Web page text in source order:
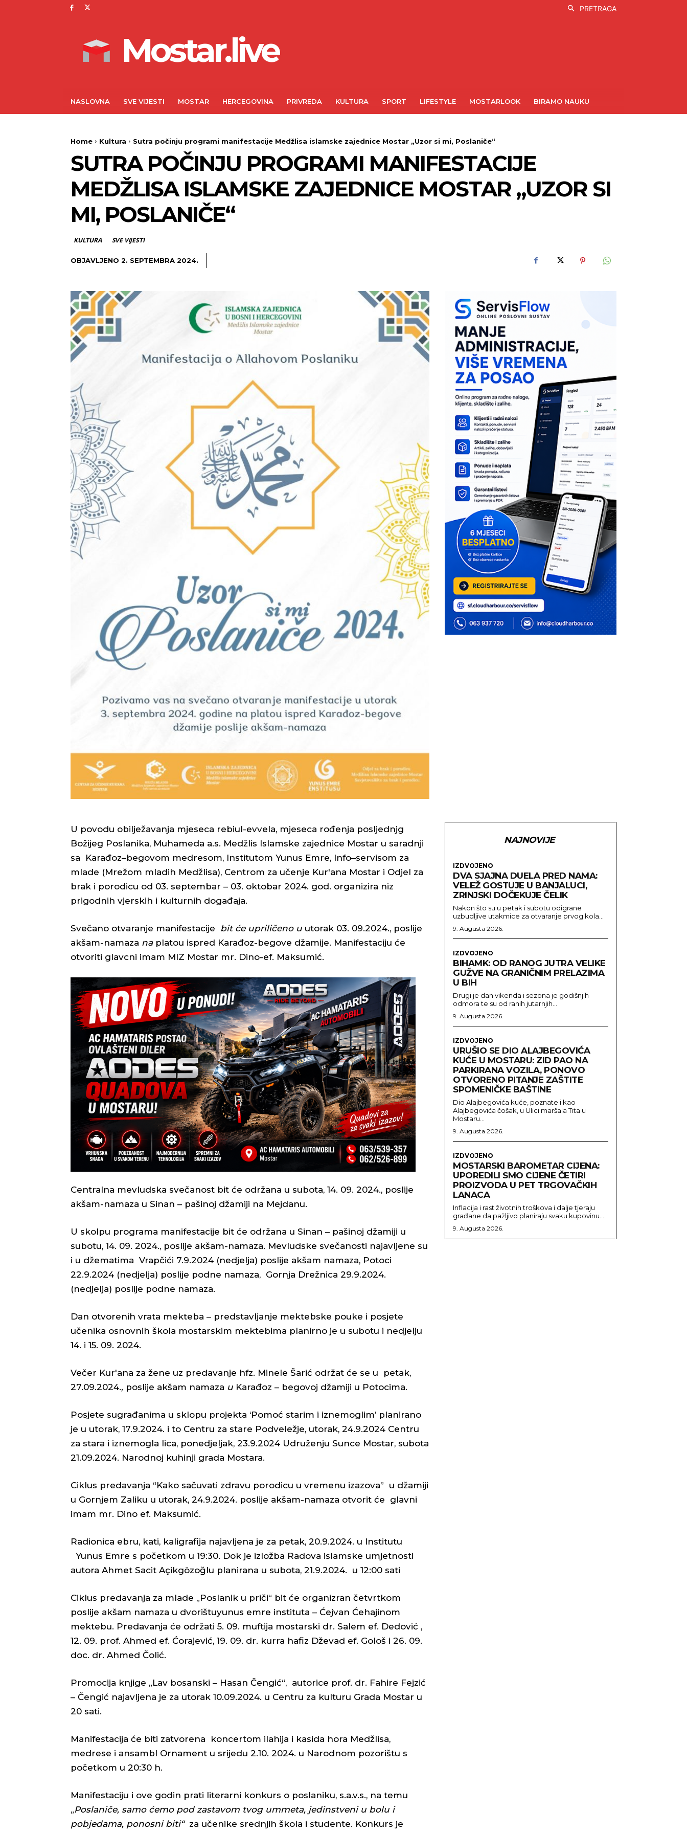
PRETRAGA
Mostar.live
NASLOVNA SVE VIJESTI MOSTAR HERCEGOVINA PRIVREDA KULTURA SPORT LIFESTYLE MOSTARLOOK BIRAMO NAUKU
Home Kultura Sutra počinju programi manifestacije Medžlisa islamske zajednice Mostar „Uzor si mi, Poslaniče“
SUTRA POČINJU PROGRAMI MANIFESTACIJE
MEDŽLISA ISLAMSKE ZAJEDNICE MOSTAR „UZOR SI
MI, POSLANIČE“
KULTURA SVE VIJESTI
OBJAVLJENO 2. SEPTEMBRA 2024.
U povodu obilježavanja mjeseca rebiul-evvela, mjeseca rođenja posljednjg
Božijeg Poslanika, Muhameda a.s. Medžlis Islamske zajednice Mostar u saradnji
sa Karađoz–begovom medresom, Institutom Yunus Emre, Info–servisom za
mlade (Mrežom mladih Medžlisa), Centrom za učenje Kur'ana Mostar i Odjel za
brak i porodicu od 03. septembar – 03. oktobar 2024. god. organizira niz
prigodnih vjerskih i kulturnih događaja.
Svečano otvaranje manifestacije bit će upriličeno u utorak 03. 09.2024., poslije
akšam-namaza na platou ispred Karađoz-begove džamije. Manifestaciju će
otvoriti glavcni imam MIZ Mostar mr. Dino-ef. Maksumić.
Centralna mevludska svečanost bit će održana u subota, 14. 09. 2024., poslije
akšam-namaza u Sinan – pašinoj džamiji na Mejdanu.
U skolpu programa manifestacije bit će održana u Sinan – pašinoj džamiji u
subotu, 14. 09. 2024., poslije akšam-namaza. Mevludske svečanosti najavljene su
i u džematima Vrapčići 7.9.2024 (nedjelja) poslije akšam namaza, Potoci
22.9.2024 (nedjelja) poslije podne namaza, Gornja Drežnica 29.9.2024.
(nedjelja) poslije podne namaza.
Dan otvorenih vrata mekteba – predstavljanje mektebske pouke i posjete
učenika osnovnih škola mostarskim mektebima planirno je u subotu i nedjelju
14. i 15. 09. 2024.
Večer Kur'ana za žene uz predavanje hfz. Minele Šarić održat će se u
petak,
27.09.2024., poslije akšam namaza u Karađoz – begovoj džamiji u Potocima.
Posjete sugrađanima u sklopu projekta ‘Pomoć starim i iznemoglim’ planirano
je u utorak, 17.9.2024. i to Centru za stare Podveležje, utorak, 24.9.2024 Centru
za stara i iznemogla lica, ponedjeljak, 23.9.2024 Udruženju Sunce Mostar, subota
21.09.2024. Narodnoj kuhinji grada Mostara.
Ciklus predavanja “Kako sačuvati zdravu porodicu u vremenu izazova” u džamiji
u Gornjem Zaliku u utorak, 24.9.2024. poslije akšam-namaza otvorit će glavni
imam mr. Dino ef. Maksumić.
Radionica ebru, kati, kaligrafija najavljena je za petak, 20.9.2024. u Institutu
Yunus Emre s početkom u 19:30. Dok je izložba Radova islamske umjetnosti
autora Ahmet Sacit Açikgözoğlu planirana u subota, 21.9.2024. u 12:00 sati
Ciklus predavanja za mlade „Poslanik u priči“ bit će organizran četvrtkom
poslije akšam namaza u dvorištuyunus emre instituta – Ćejvan Ćehajinom
mektebu. Predavanja će održati 5. 09. muftija mostarski dr. Salem ef. Dedović ,
12. 09. prof. Ahmed ef. Ćorajević, 19. 09. dr. kurra hafiz Dževad ef. Gološ i 26. 09.
doc. dr. Ahmed Čolić.
Promocija knjige „Lav bosanski – Hasan Čengić“, autorice prof. dr. Fahire Fejzić
– Čengić najavljena je za utorak 10.09.2024. u Centru za kulturu Grada Mostar u
20 sati.
Manifestacija će biti zatvorena koncertom ilahija i kasida hora Medžlisa,
medrese i ansambl Ornament u srijedu 2.10. 2024. u Narodnom pozorištu s
početkom u 20:30 h.
Manifestaciju i ove godin prati literarni konkurs o poslaniku, s.a.v.s., na temu
„Poslaniče, samo ćemo pod zastavom tvog ummeta, jedinstveni u bolu i
pobjedama, ponosni biti“ za učenike srednjih škola i studente. Konkurs je
NAJNOVIJE
IZDVOJENO
DVA SJAJNA DUELA PRED NAMA:
VELEŽ GOSTUJE U BANJALUCI,
ZRINJSKI DOČEKUJE ČELIK
Nakon što su u petak i subotu odigrane
uzbudljive utakmice za otvaranje prvog kola...
9. Augusta 2026.
IZDVOJENO
BIHAMK: OD RANOG JUTRA VELIKE
GUŽVE NA GRANIČNIM PRELAZIMA
U BIH
Drugi je dan vikenda i sezona je godišnjih
odmora te su od ranih jutarnjih...
9. Augusta 2026.
IZDVOJENO
URUŠIO SE DIO ALAJBEGOVIĆA
KUĆE U MOSTARU: ZID PAO NA
PARKIRANA VOZILA, PONOVO
OTVORENO PITANJE ZAŠTITE
SPOMENIČKE BAŠTINE
Dio Alajbegovića kuće, poznate i kao
Alajbegovića čošak, u Ulici maršala Tita u
Mostaru...
9. Augusta 2026.
IZDVOJENO
MOSTARSKI BAROMETAR CIJENA:
UPOREDILI SMO CIJENE ČETIRI
PROIZVODA U PET TRGOVAČKIH
LANACA
Inflacija i rast životnih troškova i dalje tjeraju
građane da pažljivo planiraju svaku kupovinu....
9. Augusta 2026.